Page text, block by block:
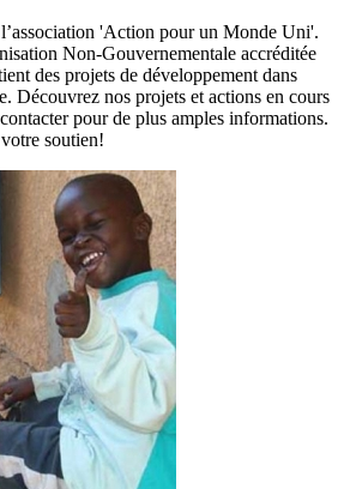
'Action pour un Monde Uni'.
Non-Gouvernementale accréditée
des projets de développement dans
Découvrez nos projets et actions en cours
pour de plus amples informations.
soutien!